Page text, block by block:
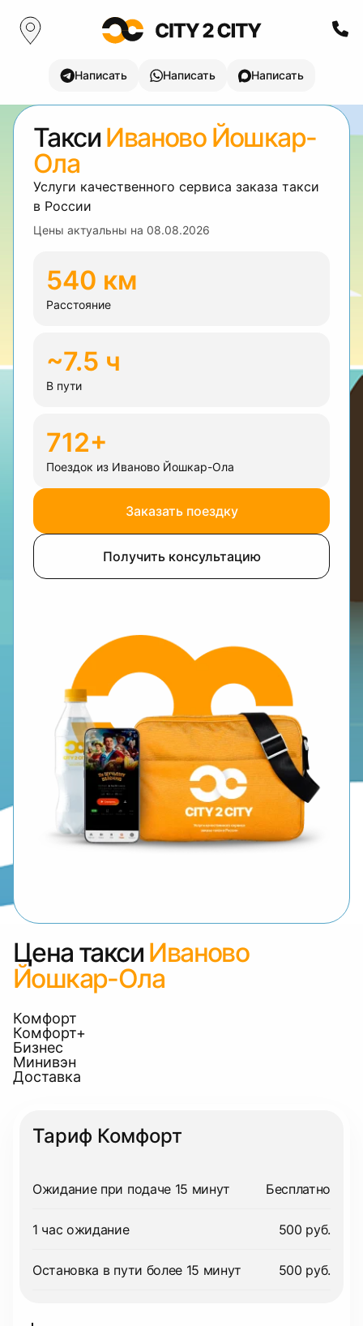
Написать Написать Написать
Такси Иваново Йошкар-
Ола
Услуги качественного сервиса заказа такси
в России
Цены актуальны на 08.08.2026
540 км
Расстояние
~7.5 ч
В пути
712+
Поездок из Иваново Йошкар-Ола
Заказать поездку
Получить консультацию
Цена такси Иваново
Йошкар-Ола
Комфорт
Комфорт+
Бизнес
Минивэн
Доставка
Тариф Комфорт
Ожидание при подаче 15 минут Бесплатно
1 час ожидание 500 руб.
Остановка в пути более 15 минут 500 руб.